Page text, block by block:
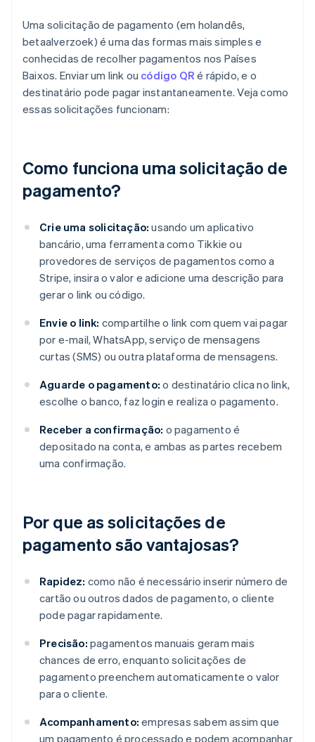
Uma solicitação de pagamento (em holandês,
betaalverzoek) é uma das formas mais simples e
conhecidas de recolher pagamentos nos Países
Baixos. Enviar um link ou código QR é rápido, e o
destinatário pode pagar instantaneamente. Veja como
essas solicitações funcionam:
Como funciona uma solicitação de
pagamento?
Crie uma solicitação: usando um aplicativo
bancário, uma ferramenta como Tikkie ou
provedores de serviços de pagamentos como a
Stripe, insira o valor e adicione uma descrição para
gerar o link ou código.
Envie o link: compartilhe o link com quem vai pagar
por e-mail, WhatsApp, serviço de mensagens
curtas (SMS) ou outra plataforma de mensagens.
Aguarde o pagamento: o destinatário clica no link,
escolhe o banco, faz login e realiza o pagamento.
Receber a confirmação: o pagamento é
depositado na conta, e ambas as partes recebem
uma confirmação.
Por que as solicitações de
pagamento são vantajosas?
Rapidez: como não é necessário inserir número de
cartão ou outros dados de pagamento, o cliente
pode pagar rapidamente.
Precisão: pagamentos manuais geram mais
chances de erro, enquanto solicitações de
pagamento preenchem automaticamente o valor
para o cliente.
Acompanhamento: empresas sabem assim que
um pagamento é processado e podem acompanhar